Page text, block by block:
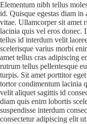
Elementum nibh tellus
id. Quisque egestas diam in
vitae. Ullamcorper sit amet
lacinia quis vel eros donec.
tellus id interdum velit
scelerisque varius morbi
amet tellus cras adipiscing
rutrum tellus pellentesque
turpis. Sit amet porttitor
tortor condimentum lacinia
velit aliquet sagittis id
diam quis enim lobortis
suspendisse interdum
consectetur adipiscing elit ut.